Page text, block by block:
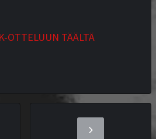
OTTELUUN TÄÄLTÄ